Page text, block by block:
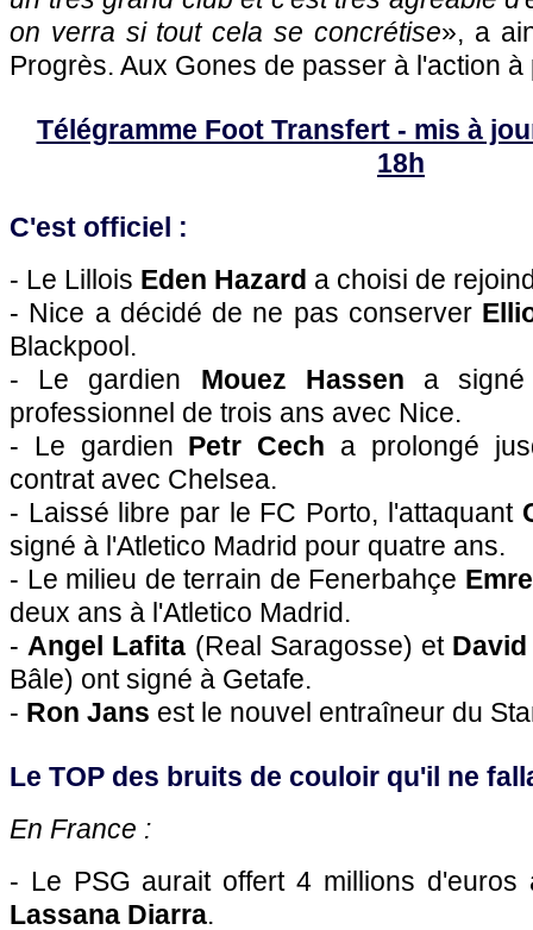
on verra si tout cela se concrétise», a
Progrès. Aux Gones de passer à l'action à
Télégramme Foot Transfert - mis à
18h
C'est officiel :
- Le Lillois Eden Hazard a choisi de
- Nice a décidé de ne pas conserver
Blackpool.
- Le gardien Mouez Hassen a signé
professionnel de trois ans avec Nice.
- Le gardien Petr Cech a prolongé
contrat avec Chelsea.
- Laissé libre par le FC Porto, l'attaquant
signé à l'Atletico Madrid pour quatre ans.
- Le milieu de terrain de Fenerbahçe
deux ans à l'Atletico Madrid.
- Angel Lafita (Real Saragosse) et
Bâle) ont signé à Getafe.
- Ron Jans est le nouvel entraîneur du
Le TOP des bruits de couloir qu'il ne
En France :
- Le PSG aurait offert 4 millions d'euros
Lassana Diarra.